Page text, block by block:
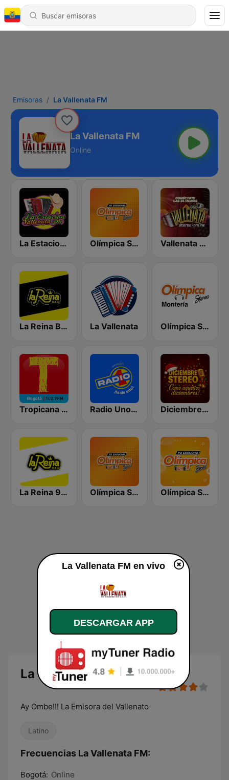
Emisoras La Vallenata FM
La Vallenata FM
Online
La Estacion Vallenata FM Olímpica Stereo Bogotá 105.9 FM Vallenata Stereo
La Reina Barranquilla La Vallenata Olímpica Stereo Montería 90.5 FM
Tropicana Bogotá Radio Uno Bogotá Diciembre Stereo
La Reina 95.5 Cartagena Olímpica Stereo - Medellín 104.9 FM Olímpica Stereo Barranquilla 92.1 FM
La Vallenata FM
Ay Ombe!!! La Emisora del Vallenato
Latino
Frecuencias La Vallenata FM:
Bogotá: Online
La Vallenata FM en vivo
DESCARGAR APP